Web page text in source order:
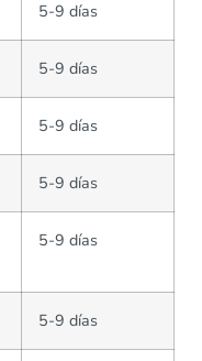
5-9 días
5-9 días
5-9 días
5-9 días
5-9 días
5-9 días